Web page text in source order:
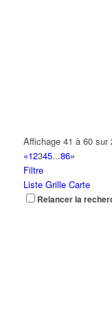
Affichage 41 à 60 sur
«12345...86»
Filtre
Liste Grille Carte
Relancer la